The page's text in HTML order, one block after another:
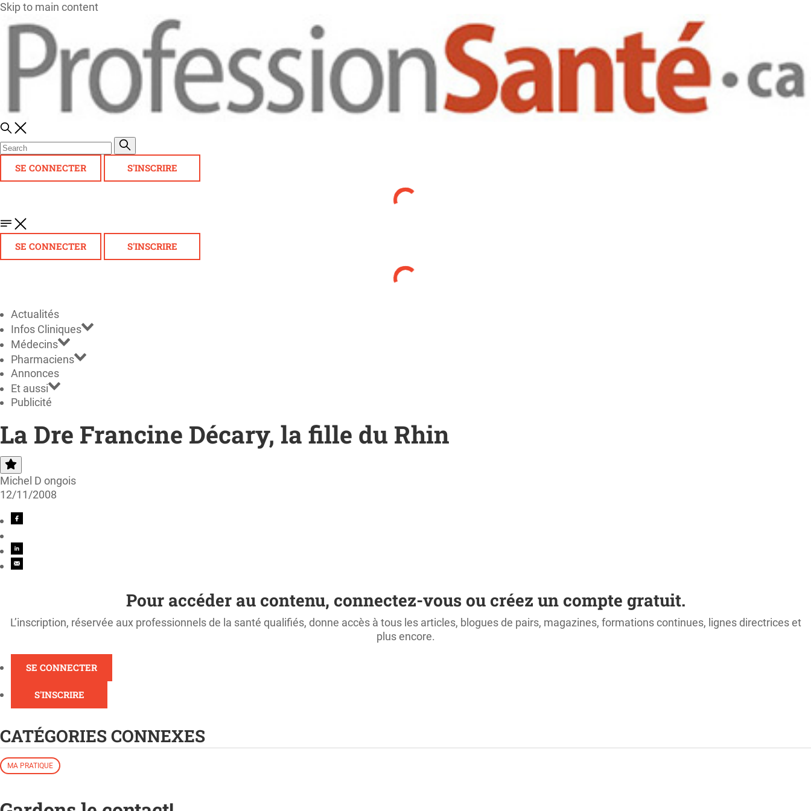
Skip to main content
SE CONNECTER S'INSCRIRE
SE CONNECTER S'INSCRIRE
Actualités
Infos Cliniques
Médecins
Pharmaciens
Annonces
Et aussi
Publicité
La Dre Francine Décary, la fille du Rhin
Michel D ongois
12/11/2008
Pour accéder au contenu, connectez-vous ou créez un compte gratuit.
L’inscription, réservée aux professionnels de la santé qualifiés, donne accès à tous les articles, blogues de pairs, magazines, formations continues, lignes directrices et
plus encore.
SE CONNECTER
S'INSCRIRE
CATÉGORIES CONNEXES
MA PRATIQUE